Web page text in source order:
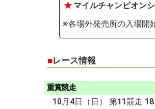
★ マイルチャンピオン
※各場外発売所の入場開
■レース情報
重賞競走
10月4日（日） 第11競走